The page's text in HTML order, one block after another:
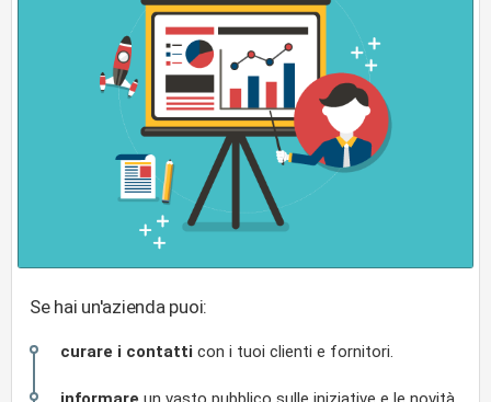
Se hai un'azienda puoi:
curare i contatti con i tuoi clienti e fornitori.